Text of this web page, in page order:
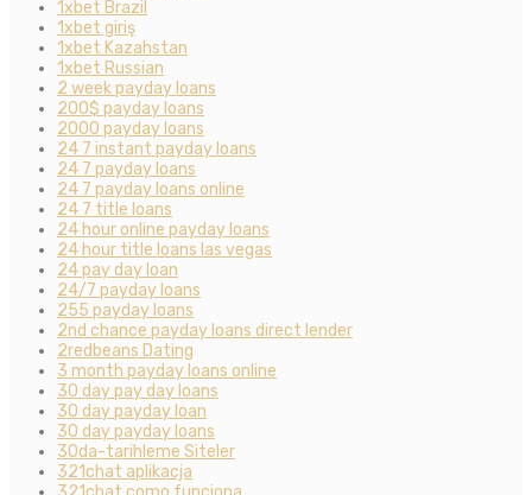
1xbet Brazil
1xbet giriş
1xbet Kazahstan
1xbet Russian
2 week payday loans
200$ payday loans
2000 payday loans
24 7 instant payday loans
24 7 payday loans
24 7 payday loans online
24 7 title loans
24 hour online payday loans
24 hour title loans las vegas
24 pay day loan
24/7 payday loans
255 payday loans
2nd chance payday loans direct lender
2redbeans Dating
3 month payday loans online
30 day pay day loans
30 day payday loan
30 day payday loans
30da-tarihleme Siteler
321chat aplikacja